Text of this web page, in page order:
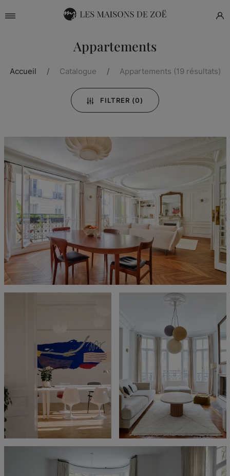
Appartements
Accueil Catalogue Appartements (19 résultats)
FILTRER (0)